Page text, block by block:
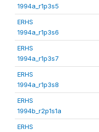
1994a_r1p3s5
ERHS
1994a_r1p3s6
ERHS
1994a_r1p3s7
ERHS
1994a_r1p3s8
ERHS
1994b_r2p1s1a
ERHS